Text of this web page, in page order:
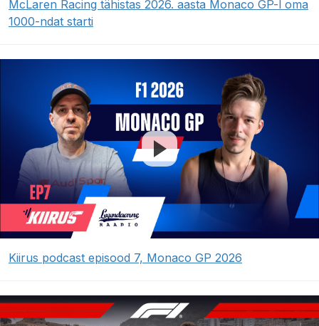
McLaren Racing tähistas 2026. aasta Monaco GP-l oma
1000-ndat starti
Kiirus podcast episood 7, Monaco GP 2026